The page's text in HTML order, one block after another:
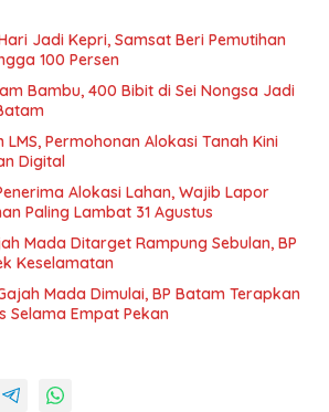
Jadi Kepri, Samsat Beri Pemutihan
100 Persen
Bambu, 400 Bibit di Sei Nongsa Jadi
Permohonan Alokasi Tanah Kini
Digital
Alokasi Lahan, Wajib Lapor
Paling Lambat 31 Agustus
Mada Ditarget Rampung Sebulan, BP
Keselamatan
Mada Dimulai, BP Batam Terapkan
Selama Empat Pekan